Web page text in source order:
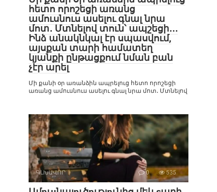
հետո որոշեցի առանց
ամուսնուս ասելու գնալ նրա
մոտ․ Մտնելով տուն՝ ապշեցի․․․
Ինձ անակնկալ էր սպասվում,
այսքան տարի համատեղ
կյանքի ընթացքում նման բան
չէր արել
Մի քանի օր առանձին ապրելուց հետո որոշեցի
առանց ամուսնուս ասելու գնալ նրա մոտ․ Մտնելով
ԳԼԽԱՎՈՐ 0 535